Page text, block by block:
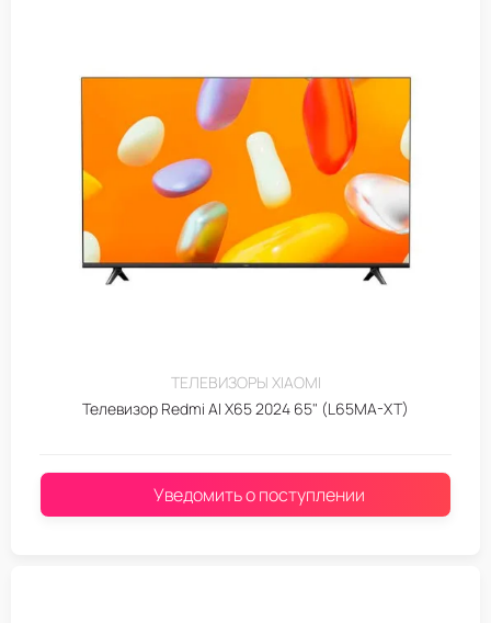
ТЕЛЕВИЗОРЫ XIAOMI
Телевизор Redmi AI X65 2024 65" (L65MA-XT)
Уведомить о поступлении